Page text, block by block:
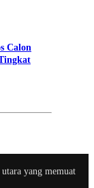
Calon
yang memuat